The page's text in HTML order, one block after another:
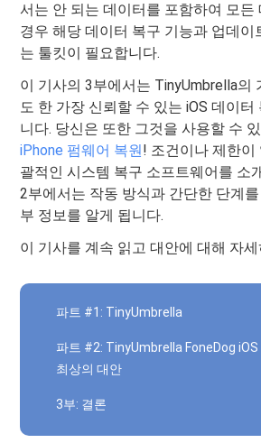
서는 안 되는 데이터를 포함하여 모든
경우 해당 데이터 복구 기능과 업데이
는 툴킷이 필요합니다.
이 기사의 3부에서는 TinyUmbrella의
도 한 가장 신뢰할 수 있는 iOS 데이
니다. 당신은 또한 그것을 사용할 수
iPhone 펌웨어 복원! 조건이나 제한이
괄적인 시스템 복구 소프트웨어를 소
2부에서는 작동 방식과 간단한 단계
부 정보를 알게 됩니다.
이 기사를 계속 읽고 대안에 대해 자
파트 #1: TinyUmbrella
파트 #2: TinyUmbrella FoneDog iOS
최상의 대안
3부: 결론